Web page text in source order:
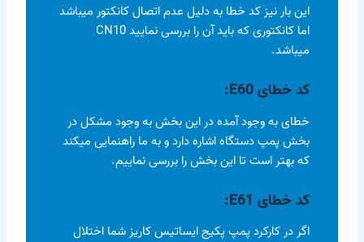
این بار نیز کد خطا به دلیل عدم اتصال کانکتور میباشد
اما کانکتوری که باید آن را بررسی نمایید CN10
میباشد.
کد خطای E60 :
خطای به وجود آمده در این بخش به وجود مشکل در
بخش پمپ دستگاه اشاره دارد و به ما راهنمایی میکند
که بهتر است تا این بخش را بررسی نماییم.
کد خطای E61 :
اگر در کارکرد پمپ پکیج ایساتیس کاریز شما اختلال